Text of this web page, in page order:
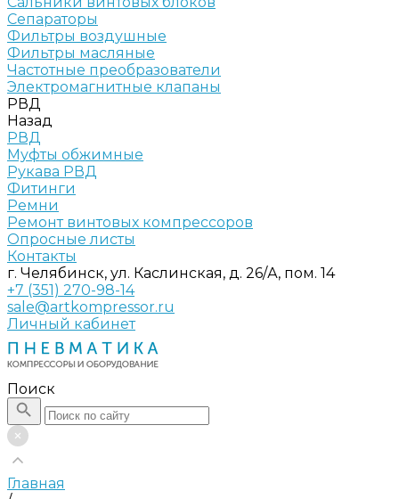
Сепараторы
Фильтры воздушные
Фильтры масляные
Частотные преобразователи
Электромагнитные клапаны
РВД
Назад
РВД
Муфты обжимные
Рукава РВД
Фитинги
Ремни
Ремонт винтовых компрессоров
Опросные листы
Контакты
г. Челябинск, ул. Каслинская, д. 26/А, пом. 14
+7 (351) 270-98-14
sale@artkompressor.ru
Личный кабинет
Поиск
Главная